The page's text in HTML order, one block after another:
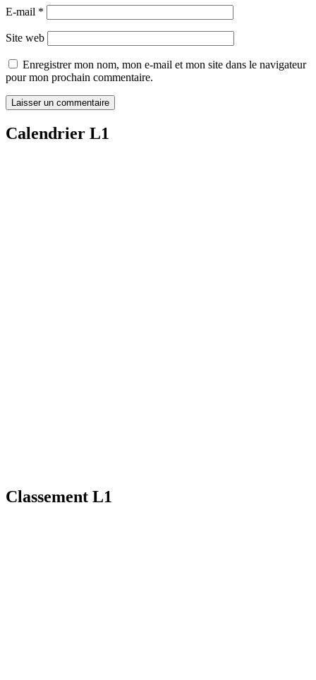
E-mail *
Site web
Enregistrer mon nom, mon e-mail et mon site dans le navigateur
pour mon prochain commentaire.
Calendrier L1
Classement L1